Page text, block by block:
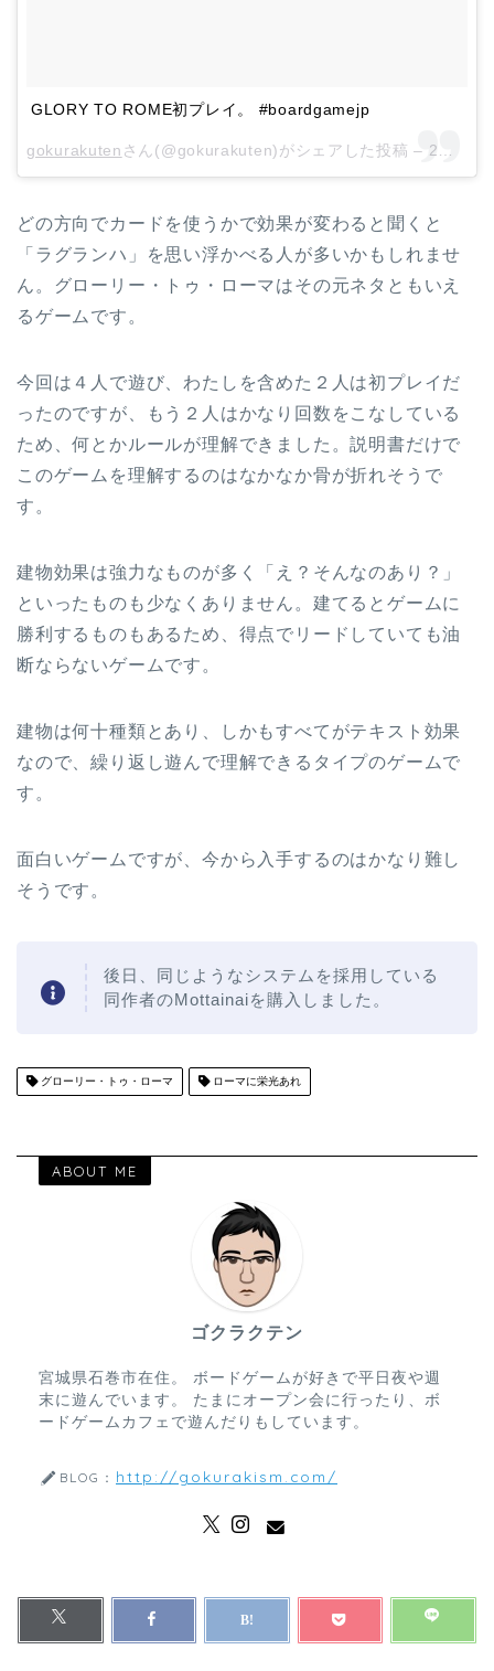
GLORY TO ROME初プレイ。 #boardgamejp
gokurakuten さん(@gokurakuten)がシェアした投稿 – 2月 11, 2018 at 4:09午前 PST
どの方向でカードを使うかで効果が変わると聞くと
「ラグランハ」を思い浮かべる人が多いかもしれませ
ん。グローリー・トゥ・ローマはその元ネタともいえ
るゲームです。
今回は４人で遊び、わたしを含めた２人は初プレイだ
ったのですが、もう２人はかなり回数をこなしている
ため、何とかルールが理解できました。説明書だけで
このゲームを理解するのはなかなか骨が折れそうで
す。
建物効果は強力なものが多く「え？そんなのあり？」
といったものも少なくありません。建てるとゲームに
勝利するものもあるため、得点でリードしていても油
断ならないゲームです。
建物は何十種類とあり、しかもすべてがテキスト効果
なので、繰り返し遊んで理解できるタイプのゲームで
す。
面白いゲームですが、今から入手するのはかなり難し
そうです。
後日、同じようなシステムを採用している
同作者のMottainaiを購入しました。
グローリー・トゥ・ローマ ローマに栄光あれ
ABOUT ME
ゴクラクテン
宮城県石巻市在住。 ボードゲームが好きで平日夜や週
末に遊んでいます。 たまにオープン会に行ったり、ボ
ードゲームカフェで遊んだりもしています。
BLOG： http://gokurakism.com/